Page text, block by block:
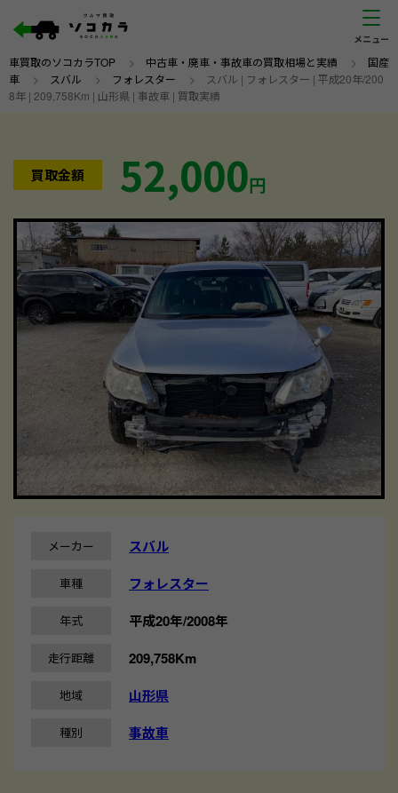
車買取のソコカラTOP > 中古車・廃車・事故車の買取相場と実績 > 国産
車 > スバル > フォレスター >
スバル | フォレスター | 平成20年/200
8年 | 209,758Km | 山形県 | 事故車 | 買取実績
買取金額 52,000円
メーカー スバル
車種 フォレスター
年式 平成20年/2008年
走行距離 209,758Km
地域 山形県
種別 事故車